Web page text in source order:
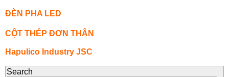
ĐÈN PHA LED
CỘT THÉP ĐƠN THÂN
Hapulico Industry JSC
Search